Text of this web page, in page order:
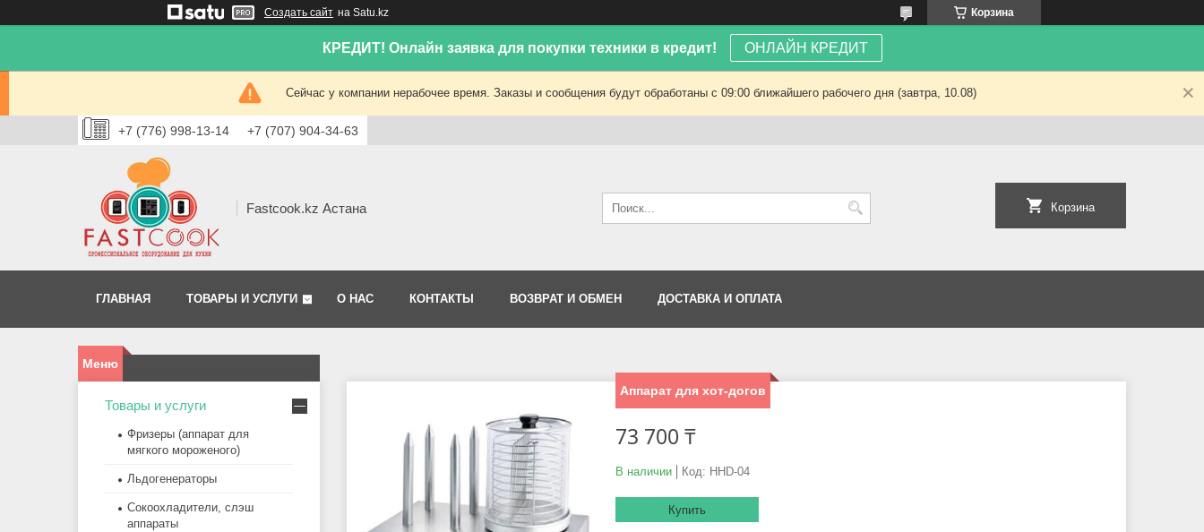
Создать сайт на Satu.kz Корзина
КРЕДИТ! Онлайн заявка для покупки техники в кредит! ОНЛАЙН КРЕДИТ
Сейчас у компании нерабочее время. Заказы и сообщения будут обработаны с 09:00 ближайшего рабочего дня (завтра, 10.08)
+7 (776) 998-13-14 +7 (707) 904-34-63
Fastcook.kz Астана Корзина
ГЛАВНАЯ ТОВАРЫ И УСЛУГИ О НАС КОНТАКТЫ ВОЗВРАТ И ОБМЕН ДОСТАВКА И ОПЛАТА
Аппарат для хот-догов
73 700 ₸
В наличии Код: HHD-04
Купить
Товары и услуги
Фризеры (аппарат для
мягкого мороженого)
Льдогенераторы
Сокоохладители, слэш
аппараты